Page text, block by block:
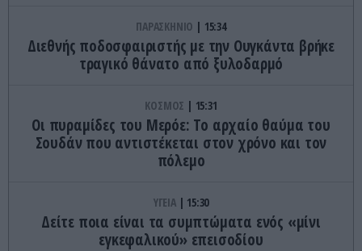
ΠΑΡΑΣΚΗΝΙΟ 15:34
Διεθνής ποδοσφαιριστής με την Ουγκάντα βρήκε
τραγικό θάνατο από ξυλοδαρμό
ΚΟΣΜΟΣ 15:31
Οι πυραμίδες του Μερόε: Το αρχαίο θαύμα του
Σουδάν που αντιστέκεται στον χρόνο και τον
πόλεμο
ΥΓΕΙΑ 15:30
Δείτε ποια είναι τα συμπτώματα ενός «μίνι
εγκεφαλικού» επεισοδίου